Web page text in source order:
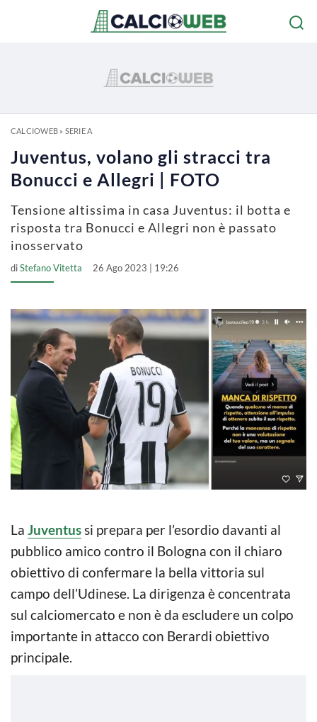
CALCIOWEB» SERIE A
Juventus, volano gli stracci tra
Bonucci e Allegri | FOTO
Tensione altissima in casa Juventus: il botta e
risposta tra Bonucci e Allegri non è passato
inosservato
diStefano Vitetta 26 Ago 2023 | 19:26
La Juventussi prepara per l’esordio davanti al
pubblico amico contro il Bologna con il chiaro
obiettivo di confermare la bella vittoria sul
campo dell’Udinese. La dirigenza è concentrata
sul calciomercato e non è da escludere un colpo
importante in attacco con Berardi obiettivo
principale.